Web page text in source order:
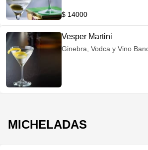
$ 14000
Vesper Martini
Ginebra, Vodca y Vino
MICHELADAS